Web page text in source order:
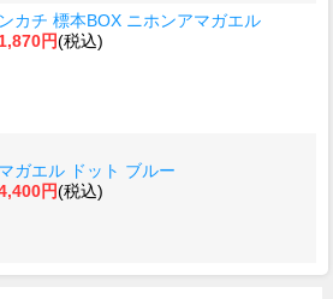
カチ 標本BOX ニホンアマガエル
円(税込)
ガエル ドット ブルー
円(税込)